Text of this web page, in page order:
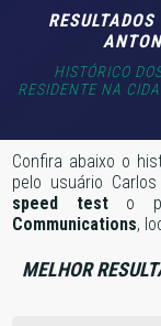
HISTÓRICO
RESIDENTE NA
Confira abaixo o
pelo usuário
speed testo
Communications,
MELHOR